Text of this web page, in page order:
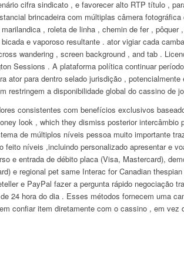
cifra sindicato , e favorecer alto RTP título ,
brincadeira com múltiplas câmera
, roleta de linha , chemin de fer , pôquer
e vaporoso resultante . ator vigiar cada
wandering , screen background , and tab .
Sessions . A plataforma política continuar
ator para dentro selado jurisdição ,
restringem a disponibilidade global do cassino de
consistentes com benefícios exclusivos
look , which they dismiss posterior intercâmbio
de múltiplos níveis pessoa muito importante
níveis ,incluindo personalizado apresentar e
e entrada de débito placa (Visa, Mastercard),
e regional pet same Interac for Canadian
e PayPal fazer a pergunta rápido negociação
24 hora do dia . Esses métodos fornecem uma
confiar item diretamente com o cassino , em